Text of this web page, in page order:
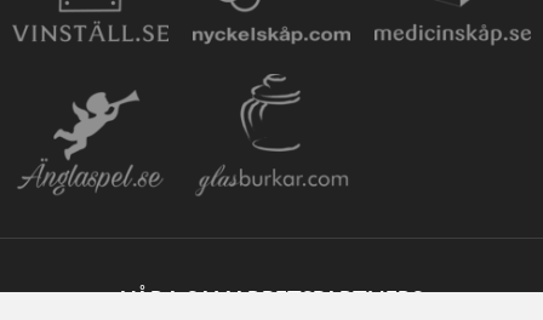
VÅRA SAMARBETSPARTNERS